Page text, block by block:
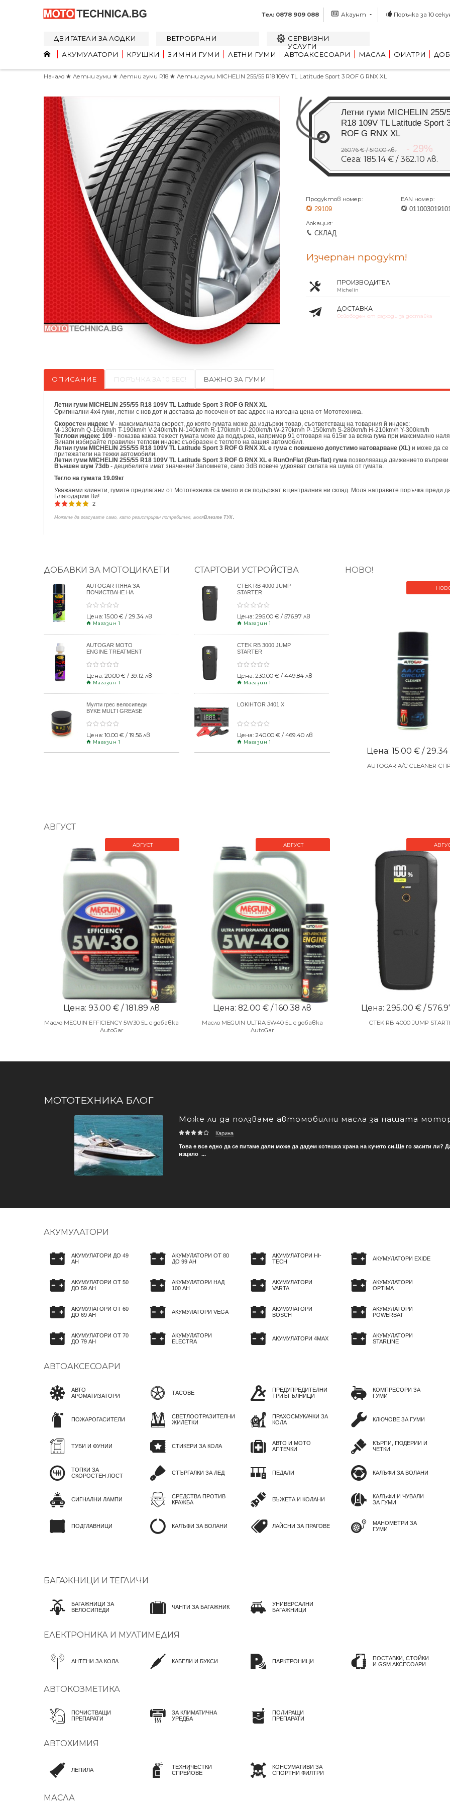
Тел: 0878 909 088 Акаунт Поръчка за 10
ДВИГАТЕЛИ ЗА ЛОДКИ ВЕТРОБРАНИ
СЕРВИЗНИ
УСЛУГИ
АКУМУЛАТОРИ
КРУШКИ ЗИМНИ ГУМИ ЛЕТНИ ГУМИ АВТОАКСЕСОАРИ МАСЛА ФИЛТРИ
Начало ★ Летни гуми ★ Летни гуми R18 ★ Летни гуми MICHELIN 255/55 R18 109V TL Latitude Sport 3 ROF G RNX XL
Летни гуми MICHELIN 255/
R18 109V TL Latitude Sport
ROF G RNX XL
260.76 € / 510.00 лв. - 29%
Сега: 185.14 € / 362.10 лв.
Продуктов номер:
29109
EAN номер:
Локация:
СКЛАД
Изчерпан продукт!
ПРОИЗВОДИТЕЛ
Michelin
ДОСТАВКА
Освободен от разходи за доставка
ОПИСАНИЕ ПОРЪЧКА ЗА 10 SEC! ВАЖНО ЗА ГУМИ
Летни гуми MICHELIN 255/55 R18 109V TL Latitude Sport 3 ROF G RNX XL
Оригинални 4х4 гуми, летни с нов дот и доставка до посочен от вас адрес на изгодна цена от Мототехника.
Скоростен индекс V - максималната скорост, до която гумата може да издържи товар, съответстващ на товарния й индекс:
M-130km/h Q-160km/h T-190km/h V-240km/h N-140km/h R-170km/h U-200km/h W-270km/h P-150km/h S-280km/h H-210km/h Y-300km/h
Теглови индекс 109 - показва каква тежест гумата може да поддържа, например 91 отговаря на 615кг за всяка гума при максимално
Винаги избирайте правилен теглови индекс съобразен с теглото на вашия автомобил.
Летни гуми MICHELIN 255/55 R18 109V TL Latitude Sport 3 ROF G RNX XL е гума с повишено допустимо натоварване (XL) и може да се
притежатели на тежки автомобили.
Летни гуми MICHELIN 255/55 R18 109V TL Latitude Sport 3 ROF G RNX XL е RunOnFlat (Run-flat) гума позволяваща движението въпреки
Външен шум 73db - децибелите имат значение! Запомнете, само 3dB повече удвояват силата на шума от гумата.
Тегло на гумата 19.09кг
Уважаеми клиенти, гумите предлагани от Мототехника са много и се подържат в централния ни склад. Моля направете поръчка преди
Благодарим Ви!
2
Можете да гласувате само, като регистриран потребител, моляВлезте ТУК
ДОБАВКИ ЗА МОТОЦИКЛЕТИ
AUTOGAR ПЯНА ЗА
ПОЧИСТВАНЕ НА
Цена: 15.00 € / 29.34 лв
Магазин 1
AUTOGAR MOTO
ENGINE TREATMENT
Цена: 20.00 € / 39.12 лв
Магазин 1
Мулти грес велосипеди
BYKE MULTI GREASE
Цена: 10.00 € / 19.56 лв
Магазин 1
СТАРТОВИ УСТРОЙСТВА
CTEK RB 4000 JUMP
STARTER
Цена: 295.00 € / 576.97 лв
Магазин 1
CTEK RB 3000 JUMP
STARTER
Цена: 230.00 € / 449.84 лв
Магазин 1
LOKIHTOR J401 X
Цена: 240.00 € / 469.40 лв
Магазин 1
НОВО!
Цена: 15.00 € / 29.34
AUTOGAR A/C CLEANER
АВГУСТ
АВГУСТ
Цена: 93.00 € / 181.89 лв
Масло MEGUIN EFFICIENCY 5W30 5L с добавка
AutoGar
АВГУСТ
Цена: 82.00 € / 160.38 лв
Масло MEGUIN ULTRA 5W40 5L с добавка
AutoGar
Цена: 295.00 € /
CTEK RB 4000 JUMP
МОТОТЕХНИКА БЛОГ
Може ли да ползваме автомобилни масла за нашата
Карина
Това е все едно да се питаме дали може да дадем котешка храна на кучето си.Ще го засити
изцяло ...
АКУМУЛАТОРИ
АКУМУЛАТОРИ ДО 49
AH
АКУМУЛАТОРИ ОТ 50
ДО 59 AH
АКУМУЛАТОРИ ОТ 60
ДО 69 AH
АКУМУЛАТОРИ ОТ 70
ДО 79 AH
АКУМУЛАТОРИ ОТ 80
ДО 99 AH
АКУМУЛАТОРИ НАД
100 AH
АКУМУЛАТОРИ VEGA
АКУМУЛАТОРИ
ELECTRA
АКУМУЛАТОРИ HI-
TECH
АКУМУЛАТОРИ
VARTA
АКУМУЛАТОРИ
BOSCH
АКУМУЛАТОРИ 4MAX
АКУМУЛАТОРИ EXIDE
АКУМУЛАТОРИ
OPTIMA
АКУМУЛАТОРИ
POWERBAT
АКУМУЛАТОРИ
STARLINE
АВТОАКСЕСОАРИ
АВТО
АРОМАТИЗАТОРИ
ПОЖАРОГАСИТЕЛИ
ТУБИ И ФУНИИ
ТОПКИ ЗА
СКОРОСТЕН ЛОСТ
СИГНАЛНИ ЛАМПИ
ПОДГЛАВНИЦИ
ТАСОВЕ
СВЕТЛООТРАЗИТЕЛНИ
ЖИЛЕТКИ
СТИКЕРИ ЗА КОЛА
СТЪРГАЛКИ ЗА ЛЕД
СРЕДСТВА ПРОТИВ
КРАЖБА
КАЛЪФИ ЗА ВОЛАНИ
ПРЕДУПРЕДИТЕЛНИ
ТРИЪГЪЛНИЦИ
ПРАХОСМУКАЧКИ ЗА
КОЛА
АВТО И МОТО
АПТЕЧКИ
ПЕДАЛИ
ВЪЖЕТА И КОЛАНИ
ЛАЙСНИ ЗА ПРАГОВЕ
КОМПРЕСОРИ ЗА
ГУМИ
КЛЮЧОВЕ ЗА ГУМИ
КЪРПИ, ГЮДЕРИИ И
ЧЕТКИ
КАЛЪФИ ЗА ВОЛАНИ
КАЛЪФИ И ЧУВАЛИ
ЗА ГУМИ
МАНОМЕТРИ ЗА
ГУМИ
БАГАЖНИЦИ И ТЕГЛИЧИ
БАГАЖНИЦИ ЗА
ВЕЛОСИПЕДИ
ЧАНТИ ЗА БАГАЖНИК
УНИВЕРСАЛНИ
БАГАЖНИЦИ
ЕЛЕКТРОНИКА И МУЛТИМЕДИЯ
АНТЕНИ ЗА КОЛА КАБЕЛИ И БУКСИ ПАРКТРОНИЦИ
ПОСТАВКИ, СТОЙКИ
И GSM АКСЕСОАРИ
АВТОКОЗМЕТИКА
ПОЧИСТВАЩИ
ПРЕПАРАТИ
ЗА КЛИМАТИЧНА
УРЕДБА
ПОЛИРАЩИ
ПРЕПАРАТИ
АВТОХИМИЯ
ЛЕПИЛА
ТЕХНИЧЕСТКИ
СПРЕЙОВЕ
КОНСУМАТИВИ ЗА
СПОРТНИ ФИЛТРИ
МАСЛА